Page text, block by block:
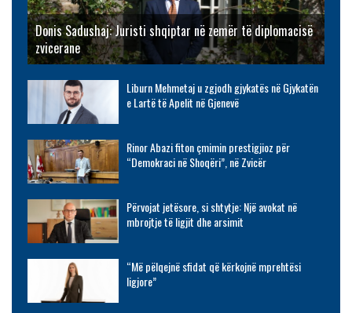
Donis Sadushaj: Juristi shqiptar në zemër të diplomacisë
zvicerane
Liburn Mehmetaj u zgjodh gjykatës në Gjykatën
e Lartë të Apelit në Gjenevë
Rinor Abazi fiton çmimin prestigjioz për
“Demokraci në Shoqëri”, në Zvicër
Përvojat jetësore, si shtytje: Një avokat në
mbrojtje të ligjit dhe arsimit
“Më pëlqejnë sfidat që kërkojnë mprehtësi
ligjore”